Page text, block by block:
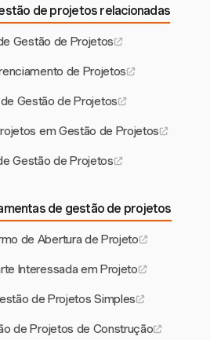
de projetos relacionadas
Gestão de Projetos
de Projetos
Gestão de Projetos
em Gestão de Projetos
Gestão de Projetos
de gestão de projetos
de Abertura de Projeto
Interessada em Projeto
de Projetos Simples
de Projetos de Construção